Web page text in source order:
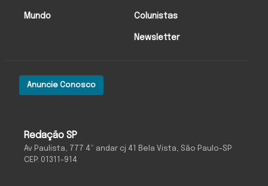
Redação SP
Av Paulista, 777 4º andar cj 41 Bela Vista, São Paulo-SP
CEP: 01311-914
Anuncie Conosco
Mundo Colunistas
Newsletter